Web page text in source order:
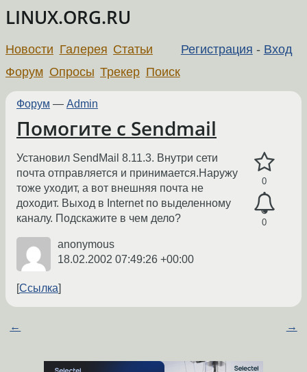
LINUX.ORG.RU
Регистрация - Вход
Новости Галерея Статьи
Форум Опросы Трекер Поиск
Форум — Admin
Помогите с Sendmail
0
0
Установил SendMail 8.11.3. Внутри сети
почта отправляется и принимается.Наружу
тоже уходит, а вот внешняя почта не
доходит. Выход в Internet по выделенному
каналу. Подскажите в чем дело?
anonymous
18.02.2002 07:49:26 +00:00
Ссылка
← →